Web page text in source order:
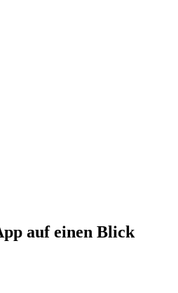
auf einen Blick